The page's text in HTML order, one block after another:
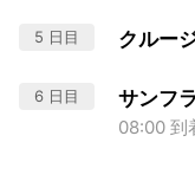
5 日目 クルー
6 日目 サンフ
08:00 到